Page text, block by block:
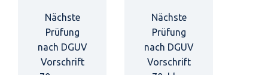
Nächste
Prüfung
nach DGUV
Vorschrift
Nächste
Prüfung
nach DGUV
Vorschrift